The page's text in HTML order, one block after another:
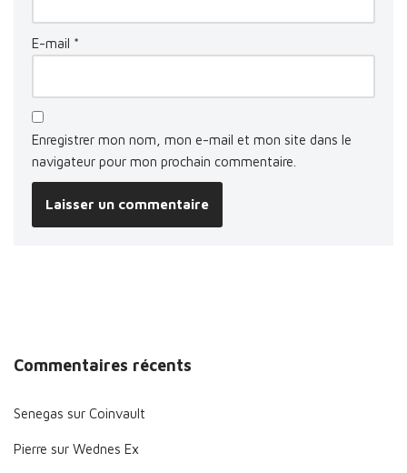
E-mail *
Enregistrer mon nom, mon e-mail et mon site dans le
navigateur pour mon prochain commentaire.
Commentaires récents
Senegas sur Coinvault
Pierre sur Wednes Ex